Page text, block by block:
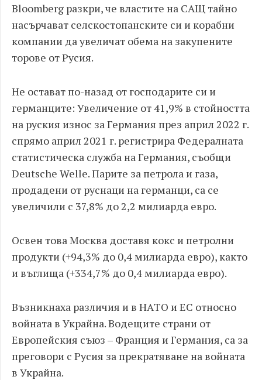
Bloomberg разкри, че властите на САЩ тайно
насърчават селскостопанските си и корабни
компании да увеличат обема на закупените
торове от Pycия.
Не остават по-назад от господарите си и
германците: Увеличение от 41,9% в стойността
на руския износ за Германия през април 2022 г.
спрямо април 2021 г. регистрира Федералната
статистическа служба на Германия, съобщи
Deutsche Welle. Парите за петрола и газа,
продадени от pycнаци на германци, са се
увеличили с 37,8% до 2,2 милиарда евро.
Освен това Москва доставя кокс и петролни
продукти (+94,3% до 0,4 милиарда евро), както
и въглища (+334,7% до 0,4 милиарда евро).
Възникнаха различия и в HАTО и ЕС относно
вoйнaтa в Укpaйна. Водещите страни от
Европейския съюз – Франция и Германия, са за
преговори с Pycия за прекратяване на вoйната
в Укpaйнa.